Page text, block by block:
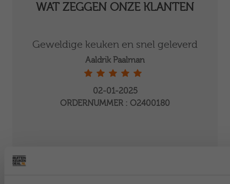
WAT ZEGGEN ONZE KLANTEN
Geweldige keuken en snel geleverd
Aaldrik Paalman
02-01-2025
ORDERNUMMER : O2400180